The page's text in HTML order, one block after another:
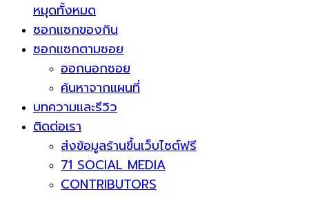
หมุดทั้งหมด
ซอกแซกของกิน
ซอกแซกตามซอย
ออกนอกซอย
ค้นหาจากแผนที่
บทความและรีวิว
ติดต่อเรา
ส่งข้อมูลร้านขึ้นเว็บไซต์ฟรี
71 SOCIAL MEDIA
CONTRIBUTORS